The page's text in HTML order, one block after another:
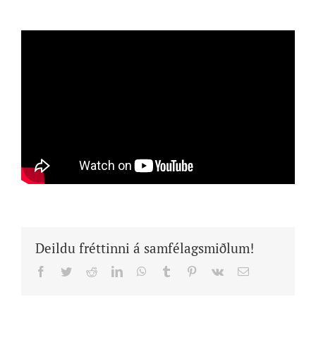
Deildu fréttinni á samfélagsmiðlum!
Facebook
TwitterRedditLinkedInWhatsApp
Tumblr Pinterest
Vk Email